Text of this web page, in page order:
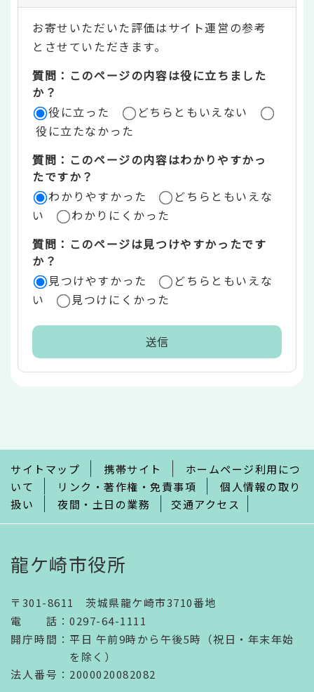
テ
ン
ツ
評
価
リ
ア
お寄せいただいた評価はサイト運営の参考
とさせていただきます。
質問：このページの内容は役に立ちました
か？
役に立った
どちらともいえない
役に立たなかった
質問：このページの内容はわかりやすかっ
たですか？
わかりやすかった
どちらともいえな
い
わかりにくかった
質問：このページは見つけやすかったです
か？
見つけやすかった
どちらともいえな
い
見つけにくかった
で
サイトマップ 携帯サイト
ホームページ利用につ
いて
リンク・著作権・免責事項
個人情報の取り
扱い
夜間・土日の業務 交通アクセス
龍ケ崎市役所
〒301-8611 茨城県龍ケ崎市3710番地
電話 ： 0297-64-1111
開庁時間 ： 平日 午前9時から午後5時（祝日・年末年始
を除く）
法人番号 ：2000020082082